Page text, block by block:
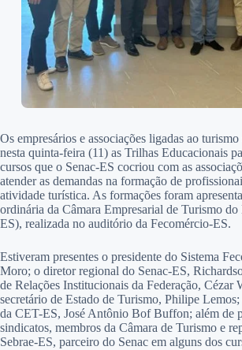
Os empresários e associações ligadas ao
nesta quinta-feira (11) as Trilhas Educacionais
cursos que o Senac-ES cocriou com as
atender as demandas na formação de
atividade turística. As formações foram
ordinária da Câmara Empresarial de Turismo
ES), realizada no auditório da Fecomércio-ES.
Estiveram presentes o presidente do Sistema
Moro; o diretor regional do Senac-ES,
de Relações Institucionais da Federação, Cézar
secretário de Estado de Turismo, Philipe
da CET-ES, José Antônio Bof Buffon; além de
sindicatos, membros da Câmara de Turismo e
Sebrae-ES, parceiro do Senac em alguns dos